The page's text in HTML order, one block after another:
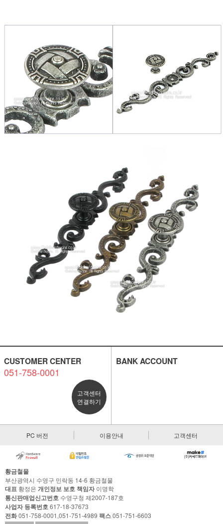
CUSTOMER CENTER
051-758-0001
고객센터
연결하기
BANK ACCOUNT
PC 버전 이용안내 고객센터
황금철물
부산광역시 수영구 민락동 14-6 황금철물
대표 황정은 개인정보 보호 책임자이명학
통신판매업신고번호 수영구청 제2007-187호
사업자 등록번호617-18-37673
전화051-758-0001,051-751-4989 팩스051-751-6603